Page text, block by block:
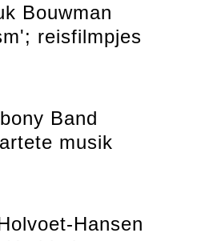
Bouwman
reisfilmpjes
Band
musik
Hansen